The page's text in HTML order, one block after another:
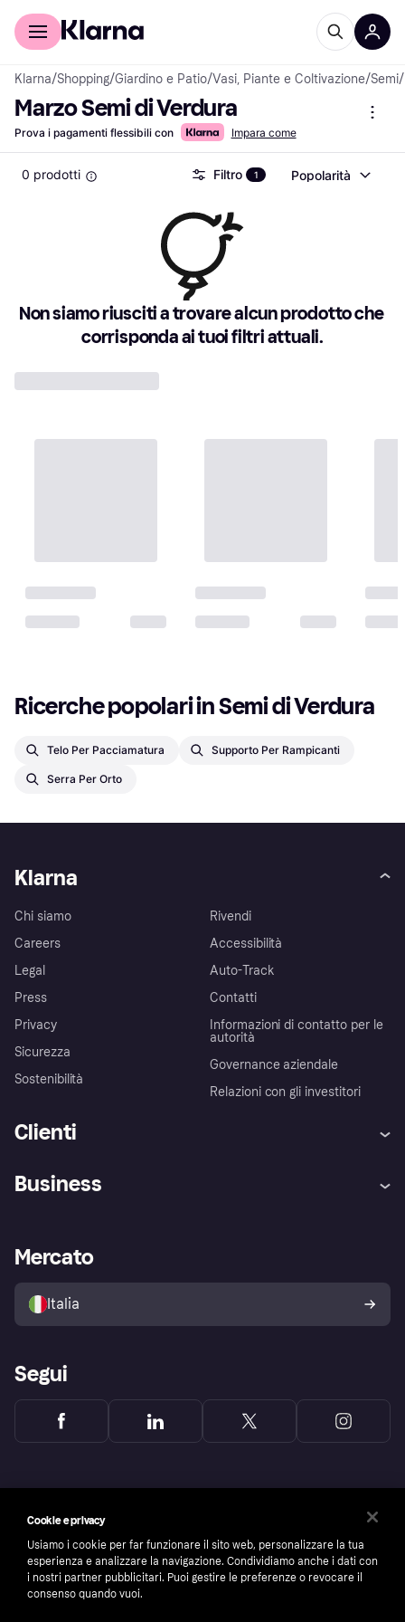
Per il tuo shopping
Klarna/Shopping/Giardino e Patio/Vasi, Piante e Coltivazione/Semi/
Marzo Semi di Verdura
Prova i pagamenti flessibili con Impara come
0 prodotti Filtro 1 Popolarità
Non siamo riusciti a trovare alcun prodotto che
corrisponda ai tuoi filtri attuali.
Ricerche popolari in Semi di Verdura
Telo Per Pacciamatura Supporto Per Rampicanti
Serra Per Orto
Klarna
Chi siamo
Careers
Legal
Press
Privacy
Sicurezza
Sostenibilità
Rivendi
Accessibilità
Auto-Track
Contatti
Informazioni di contatto per le
autorità
Governance aziendale
Relazioni con gli investitori
Clienti
Assistenza
Esplora i negozi
Politica di protezione
dell'acquirente Klarna
Business
Accesso aziende
Mercato
Italia
Segui
Cookie e privacy
Usiamo i cookie per far funzionare il sito web, personalizzare la tua
esperienza e analizzare la navigazione. Condividiamo anche i dati con
i nostri partner pubblicitari. Puoi gestire le preferenze o revocare il
consenso quando vuoi.